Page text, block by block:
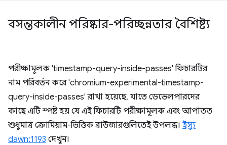
বসন্তকালীন পরিষ্কার-পরিচ্ছন্নতার বৈশিষ্ট্য
পরীক্ষামূলক 'timestamp-query-inside-passes' ফিচারটির
নাম পরিবর্তন করে 'chromium-experimental-timestamp-
query-inside-passes' রাখা হয়েছে, যাতে ডেভেলপারদের
কাছে এটি স্পষ্ট হয় যে এই ফিচারটি পরীক্ষামূলক এবং আপাতত
শুধুমাত্র ক্রোমিয়াম-ভিত্তিক ব্রাউজারগুলিতেই উপলব্ধ। ইস্যু
dawn:1193 দেখুন।